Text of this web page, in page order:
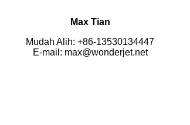
Max Tian
Mudah Alih: +86-13530134447
E-mail: max@wonderjet.net